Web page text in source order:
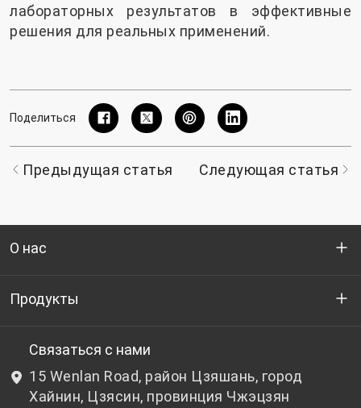
лабораторных результатов в эффективные
решения для реальных применений.
Поделиться
Предыдущая статья Следующая статья
О нас
Кто мы
НИОКР
Новости и события
Продукты
Бутылочный ПЭТ-гранулят
Небутылочный ПЭТ-гранулят
Связаться с нами
15 Wenlan Road, район Цзяшань, город
Хайнин, Цзясин, провинция Чжэцзян